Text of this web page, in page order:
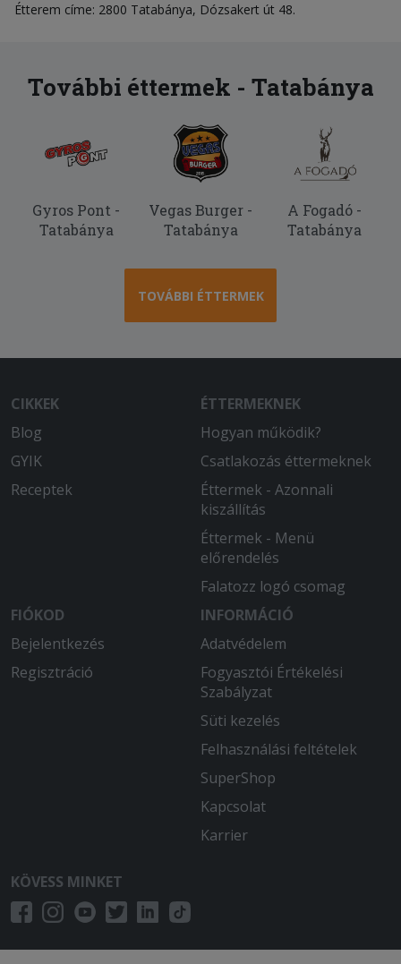
Étterem címe: 2800 Tatabánya, Dózsakert út 48.
További éttermek - Tatabánya
Gyros Pont -
Tatabánya
Vegas Burger -
Tatabánya
A Fogadó -
Tatabánya
TOVÁBBI ÉTTERMEK
CIKKEK
Blog
GYIK
Receptek
ÉTTERMEKNEK
Hogyan működik?
Csatlakozás éttermeknek
Éttermek - Azonnali
kiszállítás
Éttermek - Menü
előrendelés
Falatozz logó csomag
FIÓKOD
Bejelentkezés
Regisztráció
INFORMÁCIÓ
Adatvédelem
Fogyasztói Értékelési
Szabályzat
Süti kezelés
Felhasználási feltételek
SuperShop
Kapcsolat
Karrier
KÖVESS MINKET